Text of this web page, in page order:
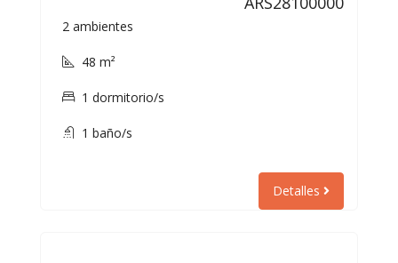
2 ambientes
48 m²
1 dormitorio/s
1 baño/s
Detalles